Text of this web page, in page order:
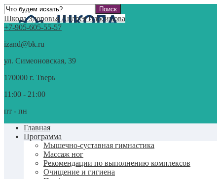
Школа Здоровья Андрея Изосимова
+7-905-605-55-57
izand@bk.ru
ул. Симеоновская, 39
170000 г. Тверь
11:00 - 21:00
пт - пн
Главная
Программа
Мышечно-суставная гимнастика
Массаж ног
Рекомендации по выполнению комплексов
Очищение и гигиена